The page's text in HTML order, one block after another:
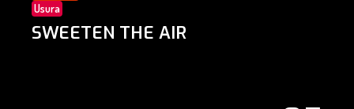
Usura
SWEETEN THE AIR